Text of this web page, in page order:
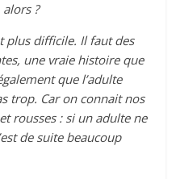
?
plus difficile. Il faut des
une vraie histoire que
que l’adulte
trop. Car on connait nos
rousses : si un adulte ne
de suite beaucoup